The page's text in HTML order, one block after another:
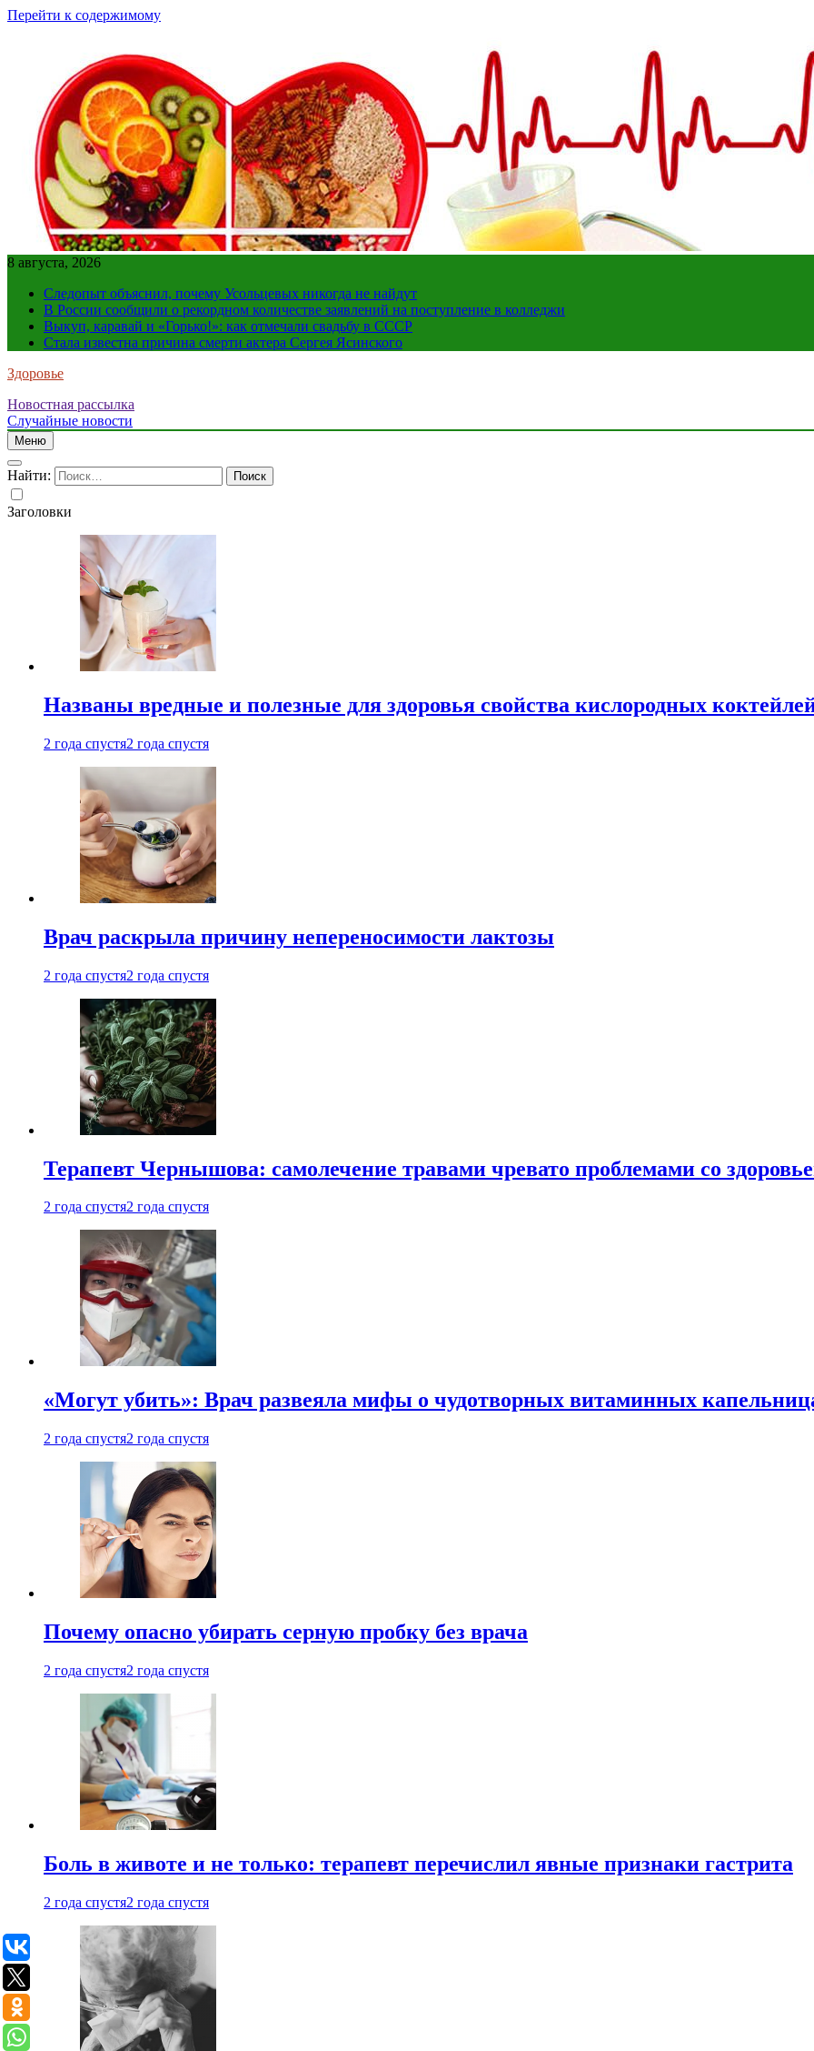
Перейти к содержимому
8 августа, 2026
Следопыт объяснил, почему Усольцевых никогда не найдут
В России сообщили о рекордном количестве заявлений на поступление в колледжи
Выкуп, каравай и «Горько!»: как отмечали свадьбу в СССР
Стала известна причина смерти актера Сергея Ясинского
Здоровье
Новостная рассылка
Случайные новости
Меню
Найти:
Заголовки
Названы вредные и полезные для здоровья свойства кислородных
2 года спустя2 года спустя
Врач раскрыла причину непереносимости лактозы
2 года спустя2 года спустя
Терапевт Чернышова: самолечение травами чревато проблемами со
2 года спустя2 года спустя
«Могут убить»: Врач развеяла мифы о чудотворных витаминных
2 года спустя2 года спустя
Почему опасно убирать серную пробку без врача
2 года спустя2 года спустя
Боль в животе и не только: терапевт перечислил явные признаки гастрита
2 года спустя2 года спустя